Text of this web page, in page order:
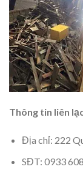
Thông tin liên
Địa chỉ: 222
SĐT: 0933